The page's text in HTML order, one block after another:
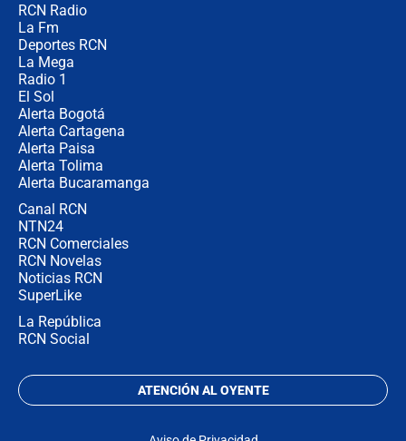
RCN Radio
La Fm
Deportes RCN
La Mega
Radio 1
El Sol
Alerta Bogotá
Alerta Cartagena
Alerta Paisa
Alerta Tolima
Alerta Bucaramanga
Canal RCN
NTN24
RCN Comerciales
RCN Novelas
Noticias RCN
SuperLike
La República
RCN Social
ATENCIÓN AL OYENTE